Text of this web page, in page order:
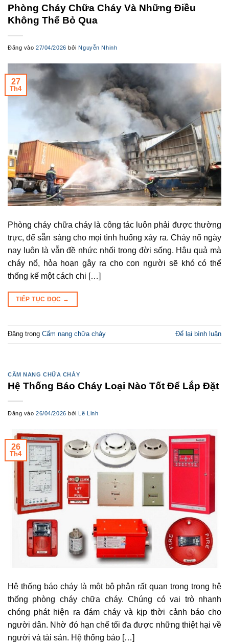
Phòng Cháy Chữa Cháy Và Những Điều
Không Thể Bỏ Qua
Đăng vào27/04/2026 bởiNguyễn Nhinh
27
Th4
Phòng cháy chữa cháy là công tác luôn phải được thường
trực, để sẵn sàng cho mọi tình huống xảy ra. Cháy nổ ngày
nay luôn là vẫn đề nhức nhối trong đời sống. Hậu quả mà
cháy nổ, hỏa hoạn gây ra cho con người sẽ khó có thể
thống kế một cách chi […]
TIẾP TỤC ĐỌC →
Đăng trong Cẩm nang chữa cháy Để lại bình luận
CẨM NANG CHỮA CHÁY
Hệ Thống Báo Cháy Loại Nào Tốt Để Lắp Đặt
Đăng vào26/04/2026 bởi Lê Linh
26
Th4
Hệ thống báo cháy là một bộ phận rất quan trọng trong hệ
thống phòng cháy chữa cháy. Chúng có vai trò nhanh
chóng phát hiện ra đám cháy và kịp thời cảnh báo cho
người dân. Nhờ đó hạn chế tối đa được những thiệt hại về
người và tài sản. Hệ thống báo […]